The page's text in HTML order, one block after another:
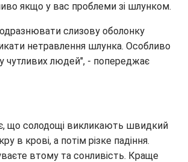
якщо у вас проблеми зі шлунком.
слизову оболонку
нетравлення шлунка. Особливо
чутливих людей", - попереджає
що солодощі викликають швидкий
в крові, а потім різке падіння.
втому та сонливість. Краще